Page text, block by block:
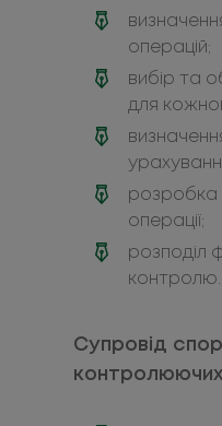
операцій;
вибір та
для
розробка
операції;
розподіл
контролю.
Супровід
контролюючих